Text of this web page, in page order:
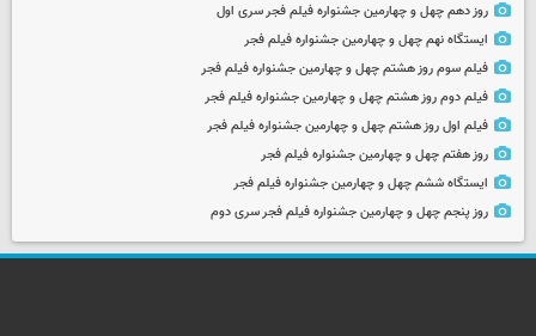
روز دهم چهل و چهارمین جشنواره فیلم فجر سری اول
ایستگاه نهم چهل و چهارمین جشنواره فیلم فجر
فیلم سوم روز هشتم چهل و چهارمین جشنواره فیلم فجر
فیلم دوم روز هشتم چهل و چهارمین جشنواره فیلم فجر
فیلم اول روز هشتم چهل و چهارمین جشنواره فیلم فجر
روز هفتم چهل و چهارمین جشنواره فیلم فجر
ایستگاه ششم چهل و چهارمین جشنواره فیلم فجر
روز پنجم چهل و چهارمین جشنواره فیلم فجر سری دوم